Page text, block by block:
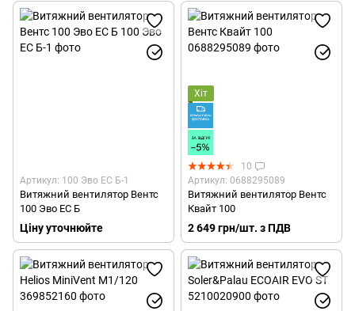
Артикул: 100 Эво EC Б-1
Витяжний вентилятор Вентс
100 Эво EC Б
Ціну уточнюйте
Хіт
10
Артикул: 0688295089
Витяжний вентилятор Вентс
Квайт 100
2 649 грн/шт. з ПДВ